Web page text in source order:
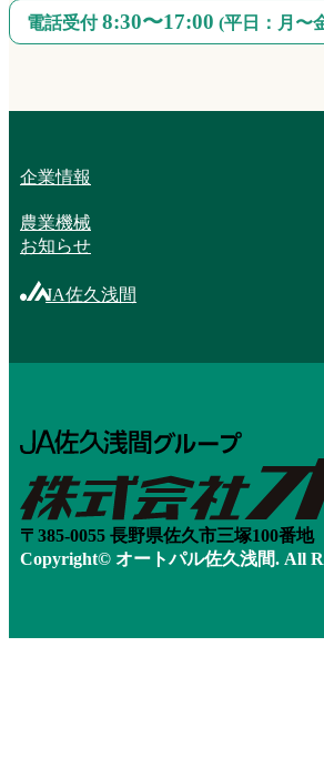
電話受付8:30〜17:00 (平日：月〜
企業情報
農業機械
お知らせ
JA佐久浅間
〒385-0055 長野県佐久市三塚100番地
Copyright© オートパル佐久浅間. All